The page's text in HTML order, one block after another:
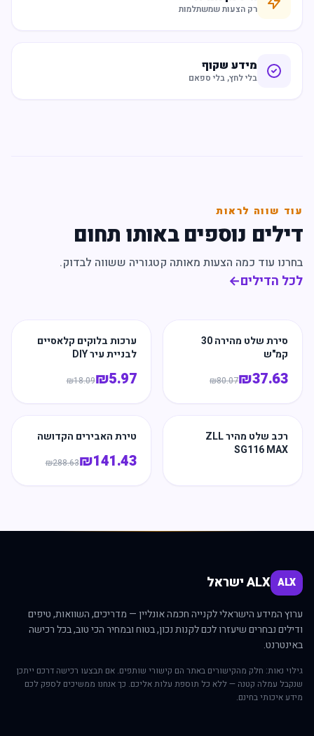
רק הצעות שמשתלמות
מידע שקוף
בלי לחץ, בלי ספאם
עוד שווה לראות
דילים נוספים באותו תחום
בחרנו עוד כמה הצעות מאותה קטגוריה ששווה לבדוק.
לכל הדילים←
סירת שלט מהירה 30
קמ"ש
₪37.63
₪80.07
ערכות בלוקים קלאסיים
לבניית עיר DIY
₪5.97
₪18.09
רכב שלט מהיר ZLL
SG116 MAX
טירת האבירים הקדושה
₪141.43
₪288.63
ALX ALX ישראל
ערוץ המידע הישראלי לקנייה חכמה אונליין — מדריכים, השוואות, טיפים
ודילים נבחרים שיעזרו לכם לקנות נכון, בטוח ובמחיר הכי טוב, בכל רכישה
באינטרנט.
גילוי נאות: חלק מהקישורים באתר הם קישורי שותפים. אם תבצעו רכישה דרכם ייתכן
שנקבל עמלה קטנה — ללא כל תוספת עלות אליכם. כך אנחנו ממשיכים לספק לכם
מידע איכותי בחינם.